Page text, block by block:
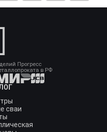
Прогресс
в РФ
сваи